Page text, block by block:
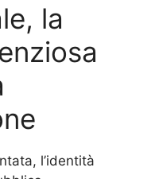
la
l’identità